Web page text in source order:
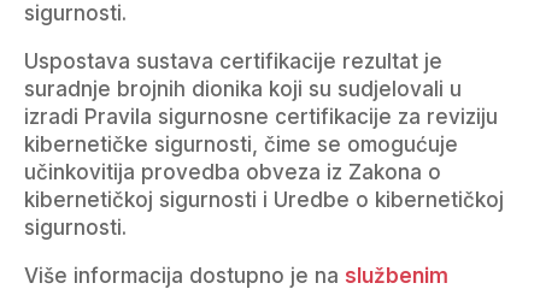
sigurnosti.
Uspostava sustava certifikacije rezultat je
suradnje brojnih dionika koji su sudjelovali u
izradi Pravila sigurnosne certifikacije za reviziju
kibernetičke sigurnosti, čime se omogućuje
učinkovitija provedba obveza iz Zakona o
kibernetičkoj sigurnosti i Uredbe o kibernetičkoj
sigurnosti.
Više informacija dostupno je na službenim